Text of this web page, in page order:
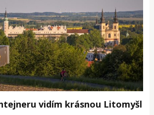
vidím krásnou Litomyšl